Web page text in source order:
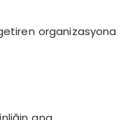
organizasyona